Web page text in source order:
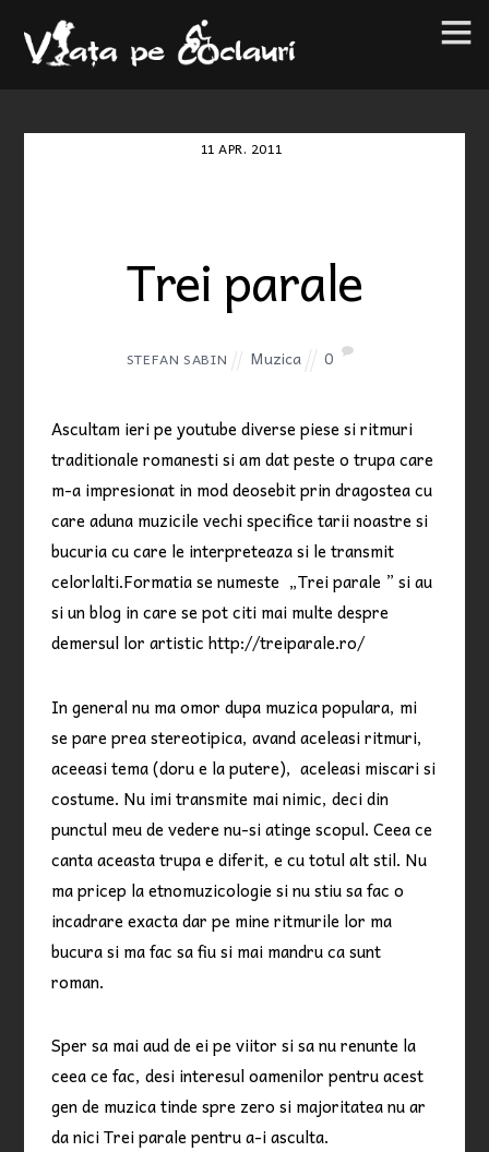
11 APR. 2011
Trei parale
STEFAN SABIN Muzica 0
Ascultam ieri pe youtube diverse piese si ritmuri
traditionale romanesti si am dat peste o trupa care
m-a impresionat in mod deosebit prin dragostea cu
care aduna muzicile vechi specifice tarii noastre si
bucuria cu care le interpreteaza si le transmit
celorlalti.Formatia se numeste „Trei parale ” si au
si un blog in care se pot citi mai multe despre
demersul lor artistichttp://treiparale.ro/
In general nu ma omor dupa muzica populara, mi
se pare prea stereotipica, avand aceleasi ritmuri,
aceeasi tema (doru e la putere), aceleasi miscari si
costume. Nu imi transmite mai nimic, deci din
punctul meu de vedere nu-si atinge scopul. Ceea ce
canta aceasta trupa e diferit, e cu totul alt stil. Nu
ma pricep la etnomuzicologie si nu stiu sa fac o
incadrare exacta dar pe mine ritmurile lor ma
bucura si ma fac sa fiu si mai mandru ca sunt
roman.
Sper sa mai aud de ei pe viitor si sa nu renunte la
ceea ce fac, desi interesul oamenilor pentru acest
gen de muzica tinde spre zero si majoritatea nu ar
da nici Trei parale pentru a-i asculta.